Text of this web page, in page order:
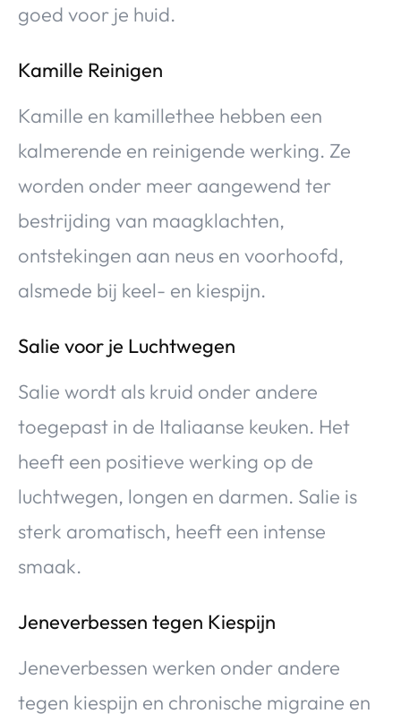
goed voor je huid.
Kamille Reinigen
Kamille en kamillethee hebben een
kalmerende en reinigende werking. Ze
worden onder meer aangewend ter
bestrijding van maagklachten,
ontstekingen aan neus en voorhoofd,
alsmede bij keel- en kiespijn.
Salie voor je Luchtwegen
Salie wordt als kruid onder andere
toegepast in de Italiaanse keuken. Het
heeft een positieve werking op de
luchtwegen, longen en darmen. Salie is
sterk aromatisch, heeft een intense
smaak.
Jeneverbessen tegen Kiespijn
Jeneverbessen werken onder andere
tegen kiespijn en chronische migraine en